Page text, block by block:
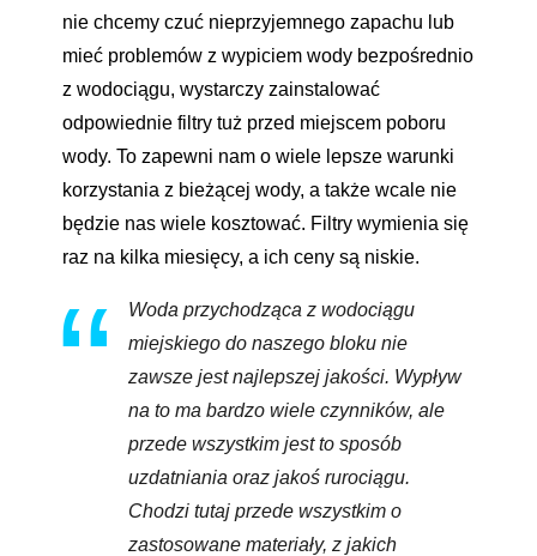
nie chcemy czuć nieprzyjemnego zapachu lub
mieć problemów z wypiciem wody bezpośrednio
z wodociągu, wystarczy zainstalować
odpowiednie filtry tuż przed miejscem poboru
wody. To zapewni nam o wiele lepsze warunki
korzystania z bieżącej wody, a także wcale nie
będzie nas wiele kosztować. Filtry wymienia się
raz na kilka miesięcy, a ich ceny są niskie.
Woda przychodząca z wodociągu
miejskiego do naszego bloku nie
zawsze jest najlepszej jakości. Wypływ
na to ma bardzo wiele czynników, ale
przede wszystkim jest to sposób
uzdatniania oraz jakoś rurociągu.
Chodzi tutaj przede wszystkim o
zastosowane materiały, z jakich